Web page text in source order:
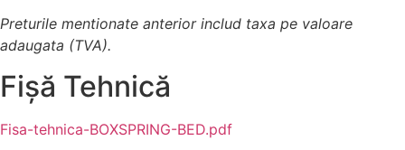
Preturile mentionate anterior includ taxa pe valoare
adaugata (TVA).
Fișă Tehnică
Fisa-tehnica-BOXSPRING-BED.pdf